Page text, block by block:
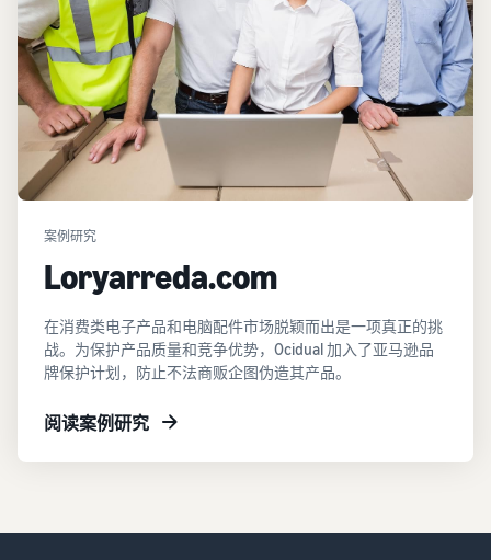
案例研究
Loryarreda.com
在消费类电子产品和电脑配件市场脱颖而出是一项真正的挑
战。为保护产品质量和竞争优势，Ocidual 加入了亚马逊品
牌保护计划，防止不法商贩企图伪造其产品。
阅读案例研究